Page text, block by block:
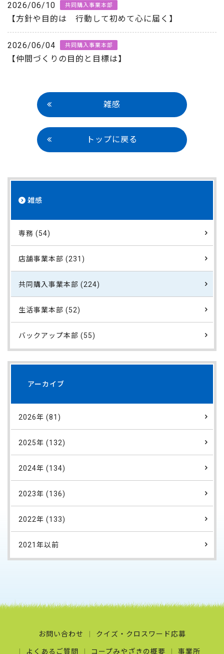
2026/06/10 共同購入事業本部
【方針や目的は 行動して初めて心に届く】
2026/06/04 共同購入事業本部
【仲間づくりの目的と目標は】
雑感
トップに戻る
雑感
専務 (54)
店舗事業本部 (231)
共同購入事業本部 (224)
生活事業本部 (52)
バックアップ本部 (55)
アーカイブ
2026年 (81)
2025年 (132)
2024年 (134)
2023年 (136)
2022年 (133)
2021年以前
お問い合わせ クイズ・クロスワード応募
よくあるご質問 コープみやざきの概要 事業所